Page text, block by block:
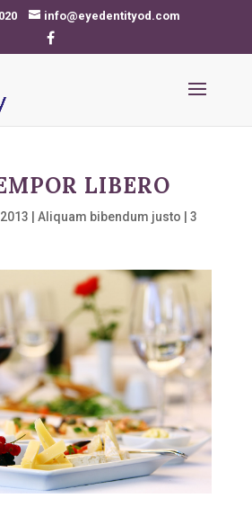
info@eyedentityod.com
LIBERO
Aliquam bibendum justo
3